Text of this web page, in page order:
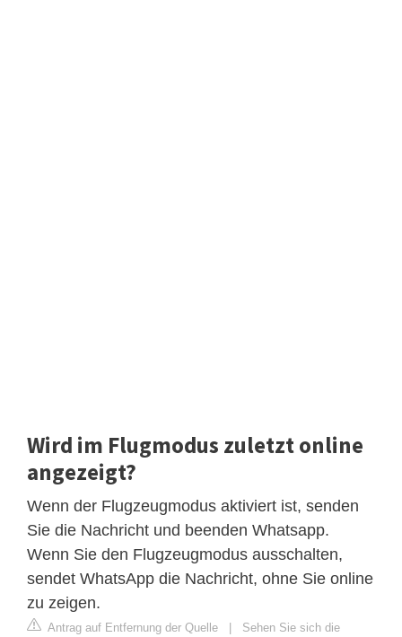
Wird im Flugmodus zuletzt online
angezeigt?
Wenn der Flugzeugmodus aktiviert ist, senden
Sie die Nachricht und beenden Whatsapp.
Wenn Sie den Flugzeugmodus ausschalten,
sendet WhatsApp die Nachricht, ohne Sie online
zu zeigen.
Antrag auf Entfernung der Quelle | Sehen Sie sich die